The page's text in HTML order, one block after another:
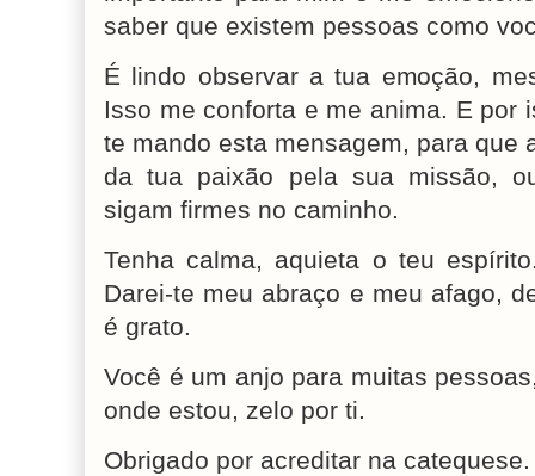
saber que existem pessoas como
É lindo observar a tua emoção,
Isso me conforta e me anima. E por
te mando esta mensagem, para que
da tua paixão pela sua missão,
sigam firmes no caminho.
Tenha calma, aquieta o teu
Darei-te meu abraço e meu afago,
é grato.
Você é um anjo para muitas
onde estou, zelo por ti.
Obrigado por acreditar na